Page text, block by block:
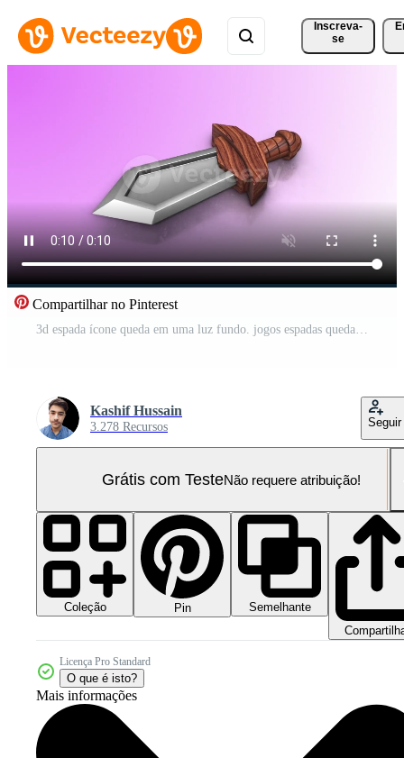
Inscreva-
se
Compartilhar no Pinterest
3d espada ícone queda em uma luz fundo. jogos espadas queda animação. 4k Vídeo Pro
Kashif Hussain
3.278 Recursos Seguir
Grátis com TesteNão requere atribuição!
Coleção Pin
Semelhante
Licença Pro Standard
O que é isto?
Mais informações